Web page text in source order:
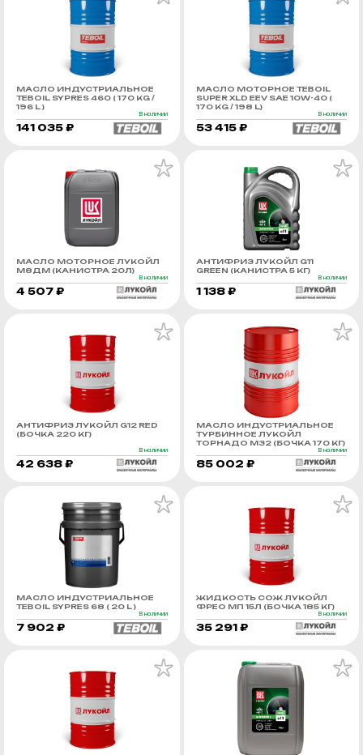
МАСЛО ИНДУСТРИАЛЬНОЕ
TEBOIL SYPRES 460 ( 170 KG /
196 L )
В наличии
141 035 ₽
МАСЛО МОТОРНОЕ TEBOIL
SUPER XLD EEV SAE 10W-40 (
170 KG / 198 L)
В наличии
53 415 ₽
МАСЛО МОТОРНОЕ ЛУКОЙЛ
М8ДМ (КАНИСТРА 20Л)
В наличии
4 507 ₽
АНТИФРИЗ ЛУКОЙЛ G11
GREEN (КАНИСТРА 5 КГ)
В наличии
1 138 ₽
АНТИФРИЗ ЛУКОЙЛ G12 RED
(БОЧКА 220 КГ)
В наличии
42 638 ₽
МАСЛО ИНДУСТРИАЛЬНОЕ
ТУРБИННОЕ ЛУКОЙЛ
ТОРНАДО М32 (БОЧКА 170 КГ)
В наличии
85 002 ₽
МАСЛО ИНДУСТРИАЛЬНОЕ
TEBOIL SYPRES 68 ( 20 L )
В наличии
7 902 ₽
ЖИДКОСТЬ СОЖ ЛУКОЙЛ
ФРЕО МП 15Л (БОЧКА 185 КГ)
В наличии
35 291 ₽